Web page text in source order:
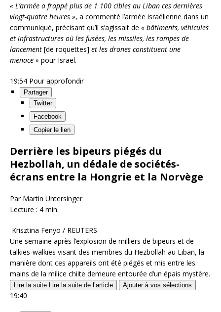
« L’armée a frappé plus de 1 100 cibles au Liban ces dernières
vingt-quatre heures », a commenté l’armée israélienne dans un
communiqué, précisant qu’il s’agissait de « bâtiments, véhicules
et infrastructures où les fusées, les missiles, les rampes de
lancement [de roquettes] et les drones constituent une
menace » pour Israël.
19:54 Pour approfondir
Partager
Twitter
Facebook
Copier le lien
Derrière les bipeurs piégés du
Hezbollah, un dédale de sociétés-
écrans entre la Hongrie et la Norvège
Par Martin Untersinger
Lecture : 4 min.
Krisztina Fenyo / REUTERS
Une semaine après l’explosion de milliers de bipeurs et de
talkies-walkies visant des membres du Hezbollah au Liban, la
manière dont ces appareils ont été piégés et mis entre les
mains de la milice chiite demeure entourée d’un épais mystère.
Lire la suite Lire la suite de l’article Ajouter à vos sélections
19:40